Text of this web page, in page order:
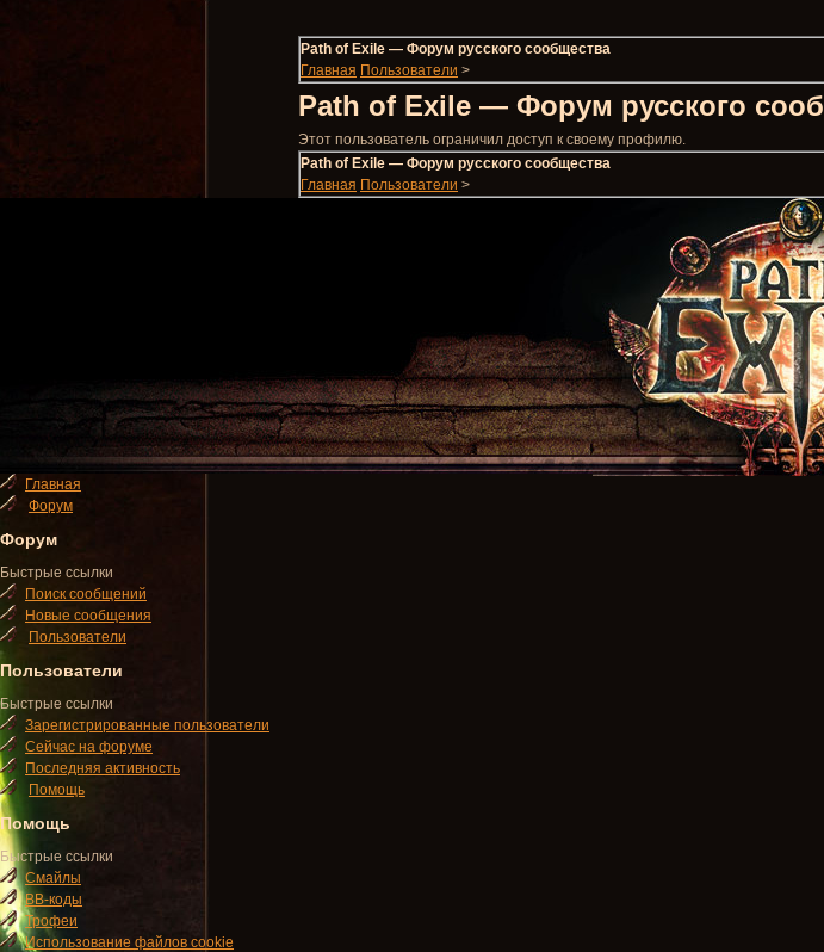
Path of Exile — Форум русского сообщества
Главная Пользователи >
Path of Exile — Форум русского
Этот пользователь ограничил доступ к своему профилю.
Path of Exile — Форум русского сообщества
Главная Пользователи >
Главная
Форум
Форум
Быстрые ссылки
Поиск сообщений
Новые сообщения
Пользователи
Пользователи
Быстрые ссылки
Зарегистрированные пользователи
Сейчас на форуме
Последняя активность
Помощь
Помощь
Быстрые ссылки
Смайлы
BB-коды
Трофеи
Использование файлов cookie